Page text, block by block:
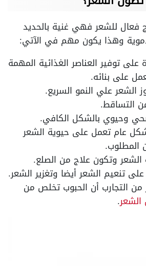
فعال للشعر فهي غنية بالحديد
وهذا يكون مهم في الآتي:
توفير العناصر الغذائية المهمة
على بنائه.
الشعر علي النمو السريع.
التساقط.
وحيوي بالشكل الكافي.
عام تعمل على حيوية الشعر
المطلوب.
الشعر وتكون علاج من الصلع.
تنعيم الشعر أيضا وتغزير الشعر.
من التجارب أن الحبوب تخلص من
.